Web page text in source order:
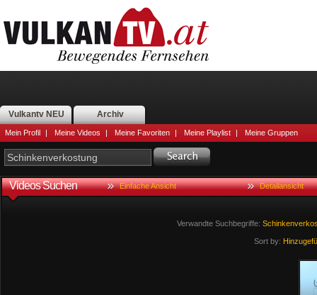
Vulkantv NEU Archiv
Mein Profil | Meine Videos | Meine Favoriten | Meine Playlist | Meine Gruppen
Videos Suchen Einfache Ansicht Detailansicht
Verwandte Suchbegriffe:
Sort by: